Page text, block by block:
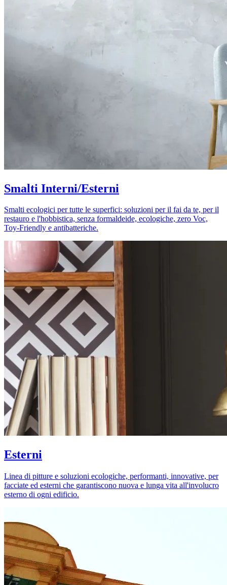
Smalti Interni/Esterni
Smalti ecologici per tutte le superfici: soluzioni per il fai da te, per il
restauro e l'hobbistica, senza formaldeide, ecologiche, zero Voc,
Toy-Friendly e antibatteriche.
Esterni
Linea di pitture e soluzioni ecologiche, performanti, innovative, per
facciate ed esterni che garantiscono nuova e lunga vita all'involucro
esterno di ogni edificio.